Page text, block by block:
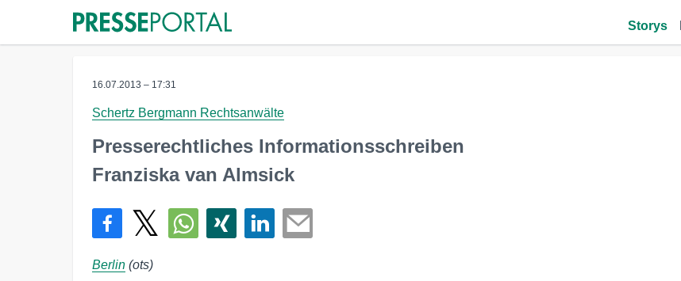
Storys
16.07.2013 – 17:31
Schertz Bergmann Rechtsanwälte
Presserechtliches Informationsschreiben
Franziska van Almsick
Berlin (ots)